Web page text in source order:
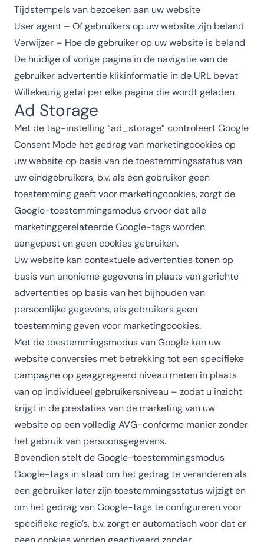
Tijdstempels van bezoeken aan uw website
User agent – Of gebruikers op uw website zijn beland
Verwijzer – Hoe de gebruiker op uw website is beland
De huidige of vorige pagina in de navigatie van de
gebruiker advertentie klikinformatie in de URL bevat
Willekeurig getal per elke pagina die wordt geladen
Ad Storage
Met de tag-instelling “ad_storage” controleert Google
Consent Mode het gedrag van marketingcookies op
uw website op basis van de toestemmingsstatus van
uw eindgebruikers, b.v. als een gebruiker geen
toestemming geeft voor marketingcookies, zorgt de
Google-toestemmingsmodus ervoor dat alle
marketinggerelateerde Google-tags worden
aangepast en geen cookies gebruiken.
Uw website kan contextuele advertenties tonen op
basis van anonieme gegevens in plaats van gerichte
advertenties op basis van het bijhouden van
persoonlijke gegevens, als gebruikers geen
toestemming geven voor marketingcookies.
Met de toestemmingsmodus van Google kan uw
website conversies met betrekking tot een specifieke
campagne op geaggregeerd niveau meten in plaats
van op individueel gebruikersniveau – zodat u inzicht
krijgt in de prestaties van de marketing van uw
website op een volledig AVG-conforme manier zonder
het gebruik van persoonsgegevens.
Bovendien stelt de Google-toestemmingsmodus
Google-tags in staat om het gedrag te veranderen als
een gebruiker later zijn toestemmingsstatus wijzigt en
om het gedrag van Google-tags te configureren voor
specifieke regio’s, b.v. zorgt er automatisch voor dat er